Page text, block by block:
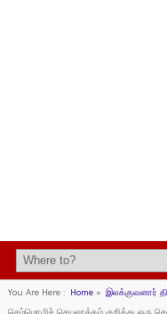
You Are Here : Home» இலக்குவனார்